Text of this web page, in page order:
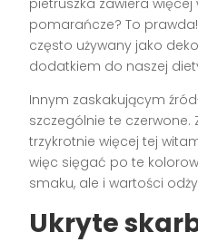
pomarańcze? To
często używany jako
dodatkiem do naszej
Innym zaskakującym
szczególnie te czerwone.
trzykrotnie więcej tej
więc sięgać po te
smaku, ale i wartości
Ukryte